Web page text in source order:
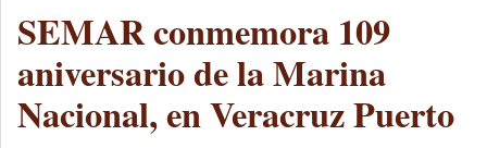
SEMAR conmemora 109
aniversario de la Marina
Nacional, en Veracruz Puerto